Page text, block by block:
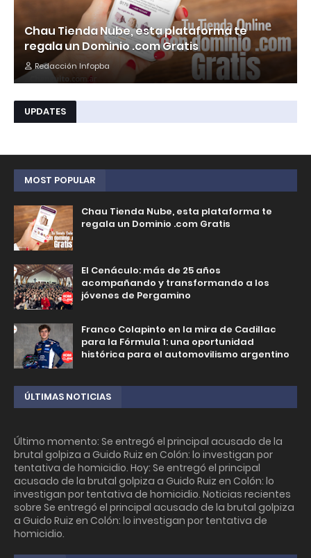
Chau Tienda Nube, esta plataforma te
regala un Dominio .com Gratis
Redacción Infopba
UPDATES
MOST POPULAR
Chau Tienda Nube, esta plataforma te
regala un Dominio .com Gratis
El Cenáculo: más de 25 años
acompañando y transformando a los
jóvenes de Pergamino
Franco Colapinto en la mira de Cadillac
para la Fórmula 1: una oportunidad
histórica para el automovilismo argentino
ÚLTIMAS NOTICIAS
Último momento: Se entregó el principal acusado de la
brutal golpiza a Guido Ruiz en Colón: lo investigan por
tentativa de homicidio. Hoy: Se entregó el principal
acusado de la brutal golpiza a Guido Ruiz en Colón: lo
investigan por tentativa de homicidio. Noticias recientes
sobre Se entregó el principal acusado de la brutal golpiza
a Guido Ruiz en Colón: lo investigan por tentativa de
homicidio.